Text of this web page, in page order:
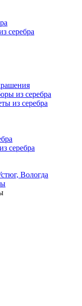
серебра
из серебра
из серебра
серебра
Вологда